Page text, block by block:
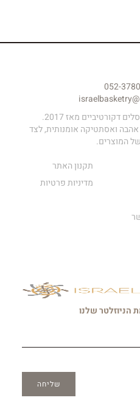
052-
דקורטיביים מאז 2017.
ואסתטיקה אומנותית, לצד
המוצרים.
תקנון האתר
מדיניות פרטיות
הניוזלטר שלנו
שליחה